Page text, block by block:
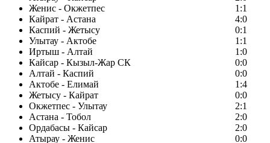
Женис - Окжетпес
1:1
Кайрат - Астана
4:0
Каспий - Жетысу
0:1
Улытау - Актобе
1:1
Иртыш - Алтай
1:0
Кайсар - Кызыл-Жар СК
0:0
Алтай - Каспий
0:0
Актобе - Елимай
1:4
Жетысу - Кайрат
0:0
Окжетпес - Улытау
2:1
Астана - Тобол
2:0
Ордабасы - Кайсар
2:0
Атырау - Женис
0:0